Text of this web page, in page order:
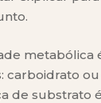
carboidrato
de substrato